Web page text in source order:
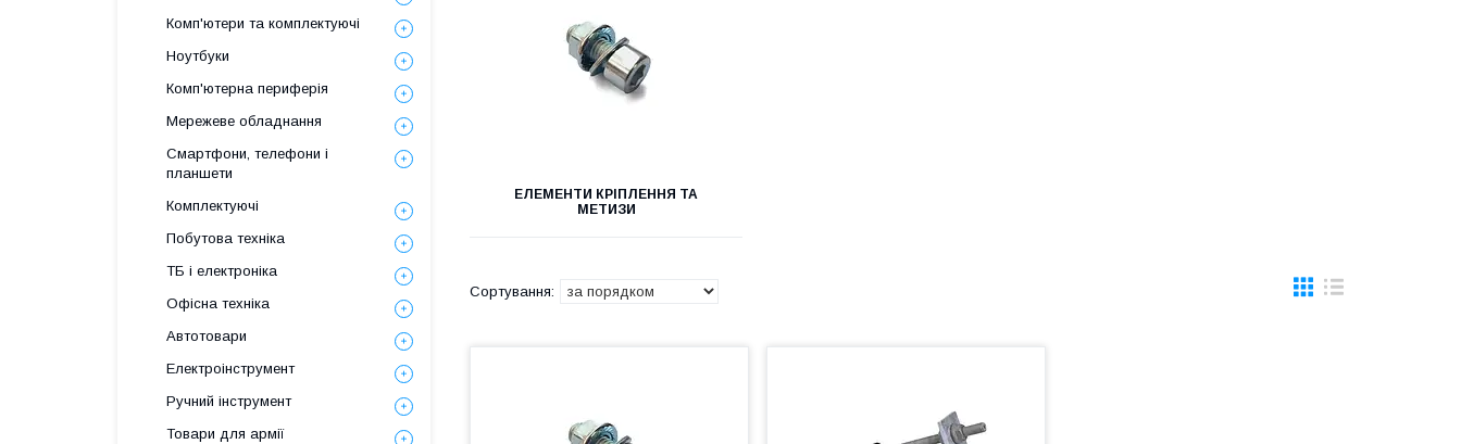
ЕЛЕМЕНТИ КРІПЛЕННЯ ТА
МЕТИЗИ
Комп'ютери та комплектуючі
Ноутбуки
Комп'ютерна периферія
Мережеве обладнання
Смартфони, телефони і
планшети
Комплектуючі
Побутова техніка
ТБ і електроніка
Офісна техніка
Автотовари
Електроінструмент
Ручний інструмент
Товари для армії